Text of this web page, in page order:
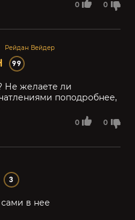
0 0
Рейдан Вейдер
99
0 0
Не желаете ли
поподробнее,
3
в нее